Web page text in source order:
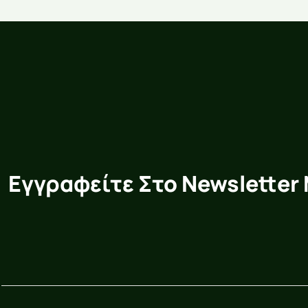
Εγγραφείτε Στο